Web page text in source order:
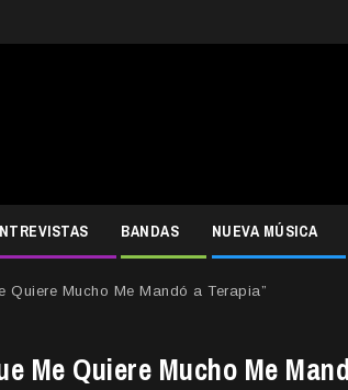
BANDAS NUEVA MÚSICA
Quiere Mucho Me Mandó a Terapia”
Me Quiere Mucho Me